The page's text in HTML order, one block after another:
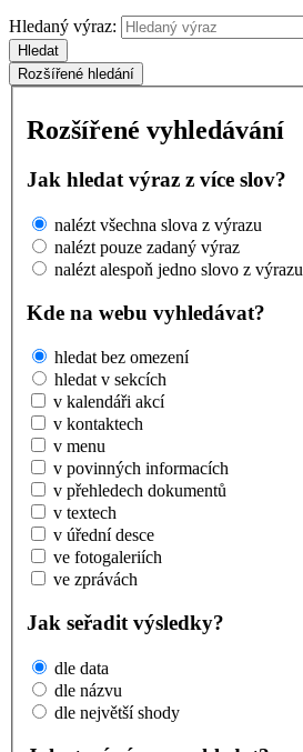
Hledaný výraz:
Hledat
Rozšířené hledání
Rozšířené vyhledávání
Jak hledat výraz z více slov?
nalézt všechna slova z výrazu
nalézt pouze zadaný výraz
nalézt alespoň jedno slovo z výrazu
Kde na webu vyhledávat?
hledat bez omezení
hledat v sekcích
v kalendáři akcí
v kontaktech
v menu
v povinných informacích
v přehledech dokumentů
v textech
v úřední desce
ve fotogaleriích
ve zprávách
Jak seřadit výsledky?
dle data
dle názvu
dle největší shody